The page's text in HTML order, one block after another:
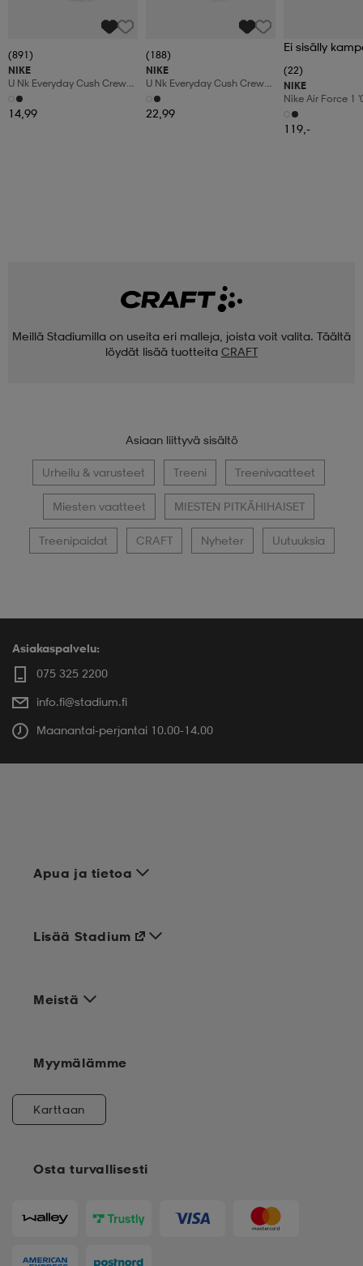
(891)
NIKE
U Nk Everyday Cush Crew
3pr
14,99
(188)
NIKE
U Nk Everyday Cush Crew
6pr-Bd
22,99
Ei sisälly
(22)
NIKE
Nike Air Force 1
Shoes
119,-
Meillä Stadiumilla on useita eri malleja, joista voit valita. Täältä
löydät lisää tuotteita CRAFT
Asiaan liittyvä sisältö
Urheilu & varusteet Treeni Treenivaatteet
Miesten vaatteet MIESTEN PITKÄHIHAISET
Treenipaidat CRAFT Nyheter Uutuuksia
Asiakaspalvelu:
075 325 2200
info.fi@stadium.fi
Maanantai-perjantai 10.00-14.00
Apua ja tietoa
Meistä
Osta turvallisesti
Lisää Stadium
Myymälämme
Karttaan